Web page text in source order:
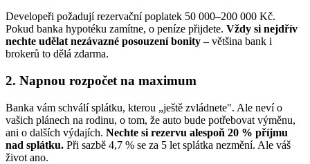
Developeři požadují rezervační poplatek 50 000–200 000 Kč.
Pokud banka hypotéku zamítne, o peníze přijdete. Vždy si nejdřív
nechte udělat nezávazné posouzení bonity – většina bank i
brokerů to dělá zdarma.
2. Napnou rozpočet na maximum
Banka vám schválí splátku, kterou „ještě zvládnete". Ale neví o
vašich plánech na rodinu, o tom, že auto bude potřebovat výměnu,
ani o dalších výdajích. Nechte si rezervu alespoň 20 % příjmu
nad splátku. Při sazbě 4,7 % se za 5 let splátka nezmění. Ale váš
život ano.